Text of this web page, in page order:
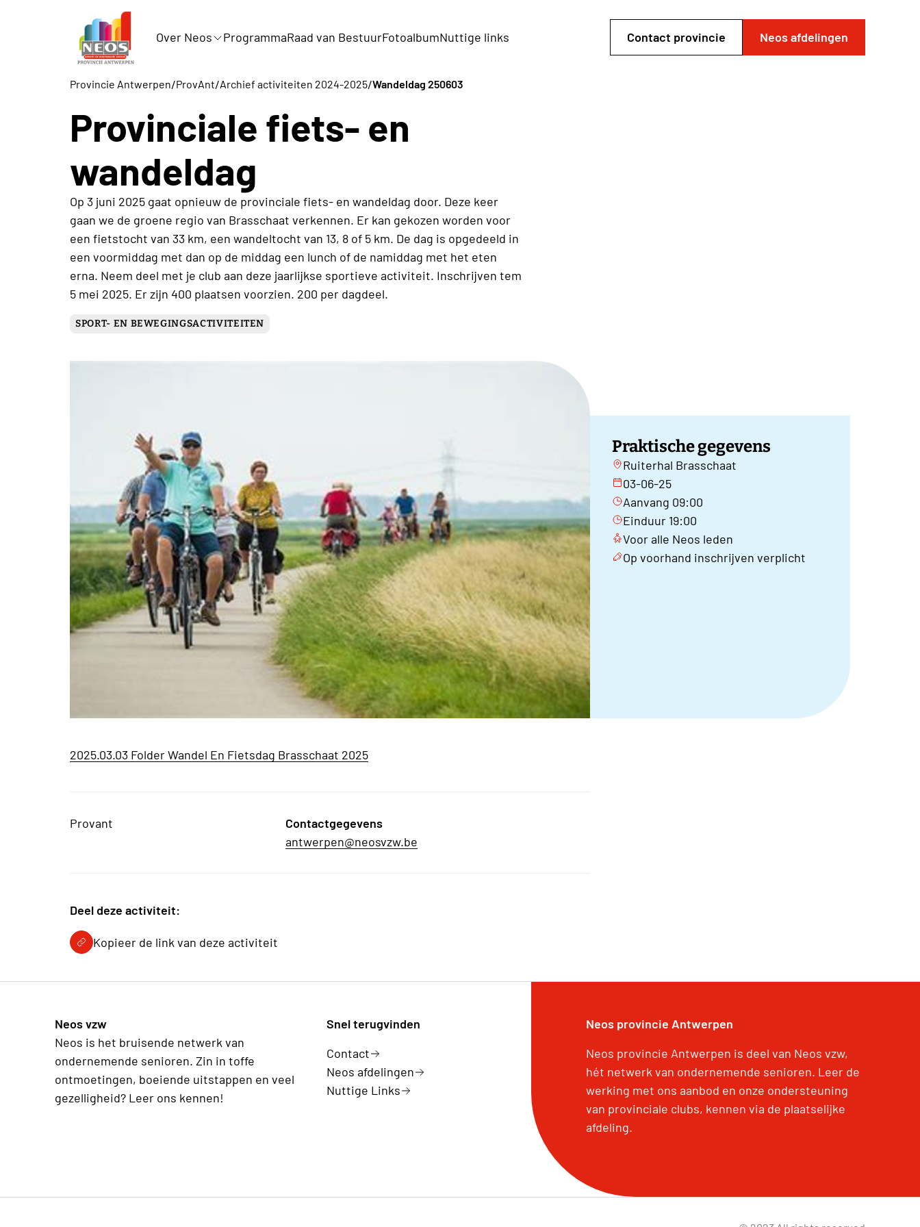
Over Neos ProgrammaRaad van BestuurFotoalbumNuttige links Contact provincie Neos afdelingen
Provincie Antwerpen/ProvAnt/Archief activiteiten 2024-2025/Wandeldag 250603
Provinciale fiets- en
wandeldag
Op 3 juni 2025 gaat opnieuw de provinciale fiets- en wandeldag door. Deze keer
gaan we de groene regio van Brasschaat verkennen. Er kan gekozen worden voor
een fietstocht van 33 km, een wandeltocht van 13, 8 of 5 km. De dag is opgedeeld in
een voormiddag met dan op de middag een lunch of de namiddag met het eten
erna. Neem deel met je club aan deze jaarlijkse sportieve activiteit. Inschrijven tem
5 mei 2025. Er zijn 400 plaatsen voorzien. 200 per dagdeel.
SPORT- EN BEWEGINGSACTIVITEITEN
Praktische gegevens
Ruiterhal Brasschaat
03-06-25
Aanvang 09:00
Einduur 19:00
Voor alle Neos leden
Op voorhand inschrijven verplicht
2025.03.03 Folder Wandel En Fietsdag Brasschaat 2025
Provant
Contactgegevens
antwerpen@neosvzw.be
Deel deze activiteit:
Kopieer de link van deze activiteit
Neos vzw
Neos is het bruisende netwerk van
ondernemende senioren. Zin in toffe
ontmoetingen, boeiende uitstappen en veel
gezelligheid? Leer ons kennen!
Snel terugvinden
Contact
Neos afdelingen
Nuttige Links
Neos provincie Antwerpen
Neos provincie Antwerpen is deel van Neos vzw,
hét netwerk van ondernemende senioren. Leer de
werking met ons aanbod en onze ondersteuning
van provinciale clubs, kennen via de plaatselijke
afdeling.